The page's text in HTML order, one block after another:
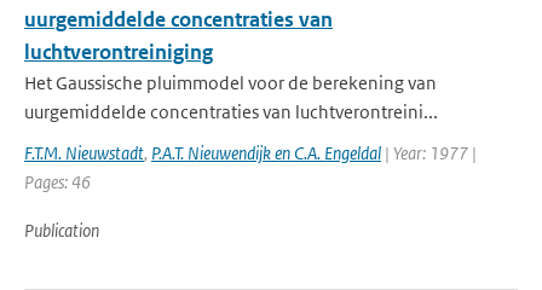
uurgemiddelde concentraties van
luchtverontreiniging
Het Gaussische pluimmodel voor de berekening van
uurgemiddelde concentraties van luchtverontreini...
F.T.M. Nieuwstadt, P.A.T. Nieuwendijk en C.A. Engeldal | Year: 1977 |
Pages: 46
Publication